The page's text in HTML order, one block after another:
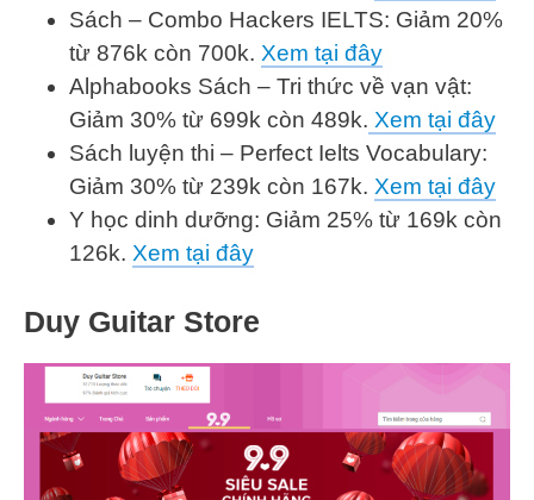
Sách – Combo Hackers IELTS: Giảm 20%
từ 876k còn 700k. Xem tại đây
Alphabooks Sách – Tri thức về vạn vật:
Giảm 30% từ 699k còn 489k. Xem tại đây
Sách luyện thi – Perfect Ielts Vocabulary:
Giảm 30% từ 239k còn 167k. Xem tại đây
Y học dinh dưỡng: Giảm 25% từ 169k còn
126k. Xem tại đây
Duy Guitar Store